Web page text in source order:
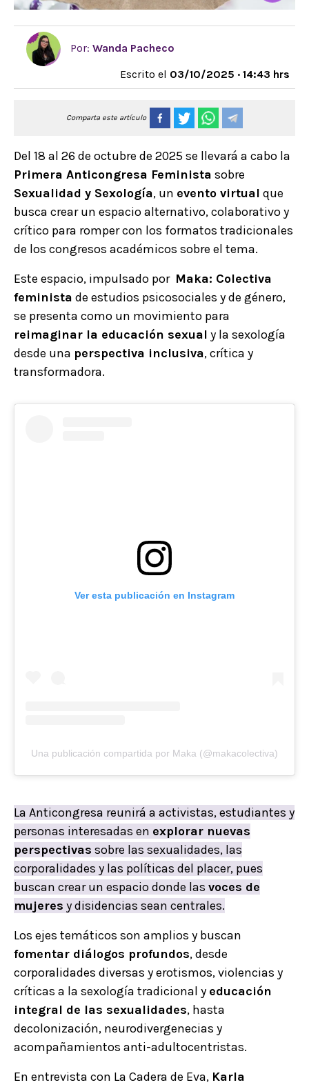
Por: Wanda Pacheco
Escrito el 03/10/2025 · 14:43 hrs
Comparta este artículo
Del 18 al 26 de octubre de 2025 se llevará a cabo la
Primera Anticongresa Feminista sobre
Sexualidad y Sexología, un evento virtual que
busca crear un espacio alternativo, colaborativo y
crítico para romper con los formatos tradicionales
de los congresos académicos sobre el tema.
Este espacio, impulsado por Maka: Colectiva
feminista de estudios psicosociales y de género,
se presenta como un movimiento para
reimaginar la educación sexual y la sexología
desde una perspectiva inclusiva, crítica y
transformadora.
Ver esta publicación en Instagram
Una publicación compartida por Maka (@makacolectiva)
La Anticongresa reunirá a activistas, estudiantes y
personas interesadas en explorar nuevas
perspectivas sobre las sexualidades, las
corporalidades y las políticas del placer, pues
buscan crear un espacio donde las voces de
mujeres y disidencias sean centrales.
Los ejes temáticos son amplios y buscan
fomentar diálogos profundos, desde
corporalidades diversas y erotismos, violencias y
críticas a la sexología tradicional y educación
integral de las sexualidades, hasta
decolonización, neurodivergenecias y
acompañamientos anti-adultocentristas.
En entrevista con La Cadera de Eva, Karla